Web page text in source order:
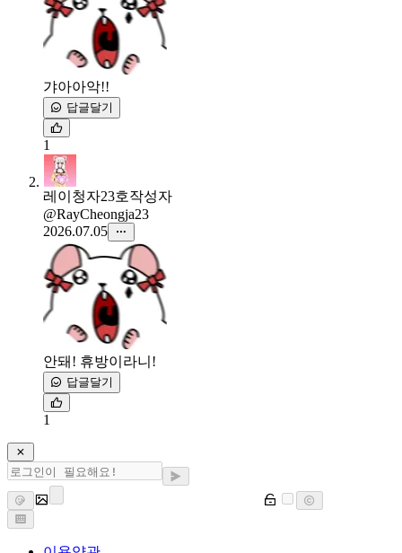
갸아아악!!
답글달기
1
레이청자23호작성자
@RayCheongja23
2026.07.05
안돼! 휴방이라니!
답글달기
1